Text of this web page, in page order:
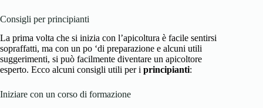
Consigli per principianti
La prima volta che si inizia con l’apicoltura è facile sentirsi
sopraffatti, ma con un po ‘di preparazione e alcuni utili
suggerimenti, si può facilmente diventare un apicoltore
esperto. Ecco alcuni consigli utili per i principianti:
Iniziare con un corso di formazione